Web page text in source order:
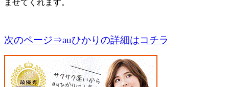
ませてくれます。
次のページ⇒auひかりの詳細はコチラ